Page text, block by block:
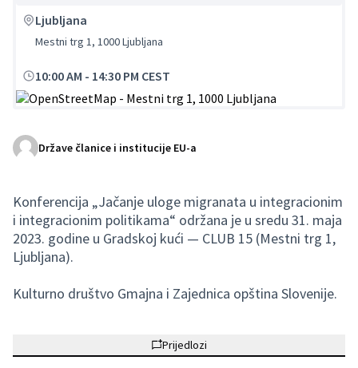
Ljubljana
Mestni trg 1, 1000 Ljubljana
10:00 AM - 14:30 PM CEST
Države članice i institucije EU-a
Konferencija „Jačanje uloge migranata u integracionim
i integracionim politikama“ održana je u sredu 31. maja
2023. godine u Gradskoj kući — CLUB 15 (Mestni trg 1,
Ljubljana).
Kulturno društvo Gmajna i Zajednica opština Slovenije.
Prijedlozi